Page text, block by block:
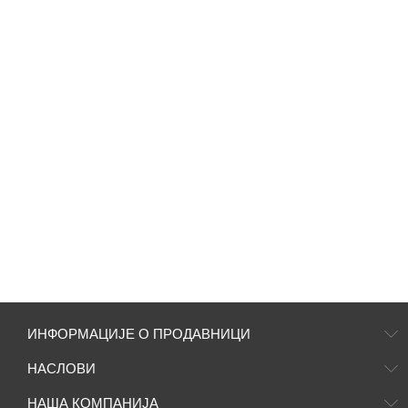
ИНФОРМАЦИЈЕ О ПРОДАВНИЦИ
НАСЛОВИ
НАША КОМПАНИЈА